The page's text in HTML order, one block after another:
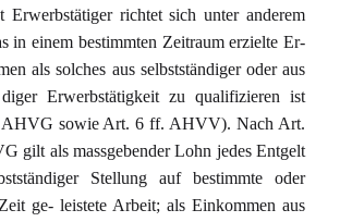
Erwerbstätiger richtet sich unter anderem
in einem bestimmten Zeitraum erzielte Er-
als solches aus selbstständiger oder aus
diger Erwerbstätigkeit zu qualifizieren ist
sowie Art. 6 ff. AHVV). Nach Art.
gilt als massgebender Lohn jedes Entgelt
Stellung auf bestimmte oder
ge- leistete Arbeit; als Einkommen aus